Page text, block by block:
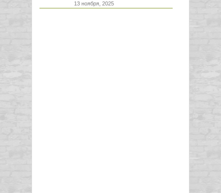
13 ноября, 2025